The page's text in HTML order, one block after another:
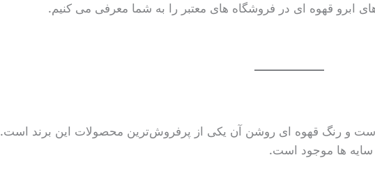
ابرو قهوه ای در فروشگاه های معتبر را به شما معرفی می کنیم.
است و رنگ قهوه ای روشن آن یکی از پرفروش‌ترین محصولات این برند است.
ها موجود است.